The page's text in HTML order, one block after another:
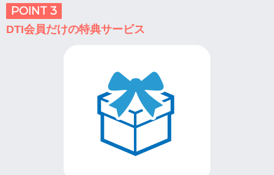
POINT 3
DTI会員だけの特典サービス